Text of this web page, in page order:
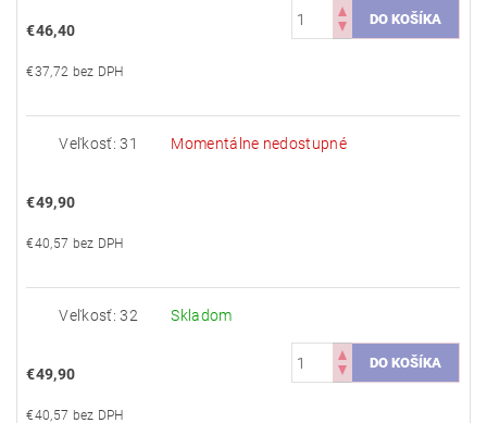
€46,40
€37,72 bez DPH
Veľkosť: 31 Momentálne nedostupné
€49,90
€40,57 bez DPH
Veľkosť: 32 Skladom
€49,90
€40,57 bez DPH